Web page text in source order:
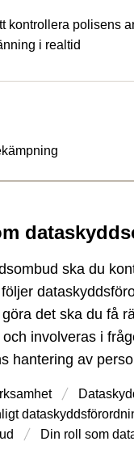
kontrollera polisens
i realtid
ska du
det ska du få
involveras i
hantering av
Din roll som